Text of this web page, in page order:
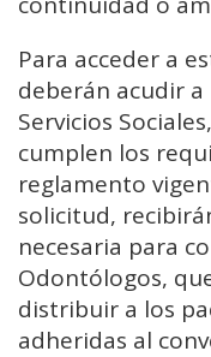
Para acceder a
deberán acudir a
Servicios
cumplen los
reglamento
solicitud,
necesaria para
Odontólogos,
distribuir a los
adheridas al